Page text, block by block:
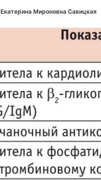
Екатерина Мироновна Савицкая